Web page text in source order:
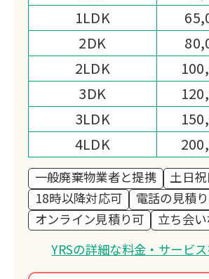
1LDK
2DK
2LDK
3DK
3LDK
4LDK
一般廃棄物業者と提携
土日
18時以降対応可
電話の見積
オンライン見積り可
立ち会
YRSの詳細な料金・サービ